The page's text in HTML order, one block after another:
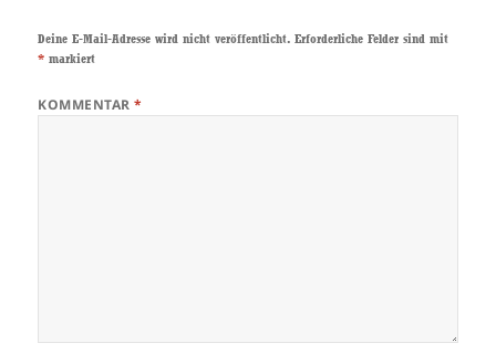
Deine E-Mail-Adresse wird nicht veröffentlicht. Erforderliche Felder sind mit
* markiert
KOMMENTAR*